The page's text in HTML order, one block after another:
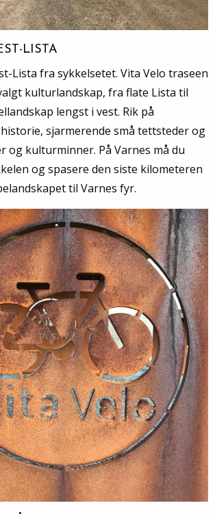
LISTA
Lista fra sykkelsetet. Vita Velo traseen
kulturlandskap, fra flate Lista til
lengst i vest. Rik på
sjarmerende små tettsteder og
og kulturminner. På Varnes må du
og spasere den siste kilometeren
til Varnes fyr.